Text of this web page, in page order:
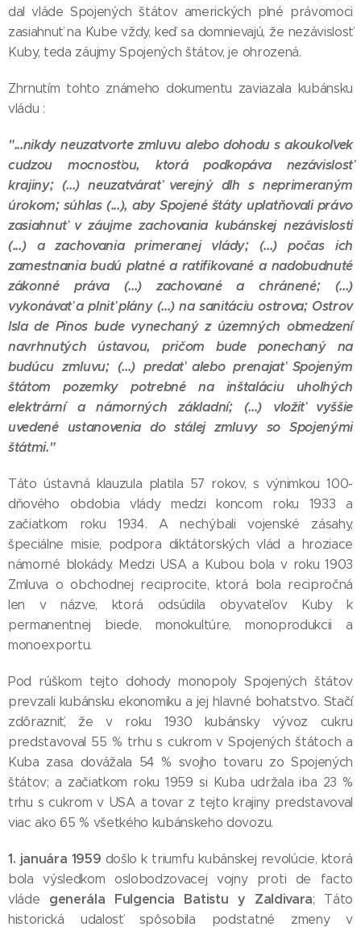
dal vláde Spojených štátov amerických plné právomoci
zasiahnuť na Kube vždy, keď sa domnievajú, že nezávislosť
Kuby, teda záujmy Spojených štátov, je ohrozená.
Zhrnutím tohto známeho dokumentu zaviazala kubánsku
vládu :
"...nikdy neuzatvorte zmluvu alebo dohodu s akoukoľvek
cudzou mocnosťou, ktorá podkopáva nezávislosť
krajiny; (...) neuzatvárať verejný dlh s neprimeraným
úrokom; súhlas (...), aby Spojené štáty uplatňovali právo
zasiahnuť v záujme zachovania kubánskej nezávislosti
(...) a zachovania primeranej vlády; (...) počas ich
zamestnania budú platné a ratifikované a nadobudnuté
zákonné práva (...) zachované a chránené; (...)
vykonávať a plniť plány (...) na sanitáciu ostrova; Ostrov
Isla de Pinos bude vynechaný z územných obmedzení
navrhnutých ústavou, pričom bude ponechaný na
budúcu zmluvu; (...) predať alebo prenajať Spojeným
štátom pozemky potrebné na inštaláciu uhoľných
elektrární a námorných základní; (...) vložiť vyššie
uvedené ustanovenia do stálej zmluvy so Spojenými
štátmi."
Táto ústavná klauzula platila 57 rokov, s výnimkou 100-
dňového obdobia vlády medzi koncom roku 1933 a
začiatkom roku 1934. A nechýbali vojenské zásahy,
špeciálne misie, podpora diktátorských vlád a hroziace
námorné blokády. Medzi USA a Kubou bola v roku 1903
Zmluva o obchodnej reciprocite, ktorá bola recipročná
len v názve, ktorá odsúdila obyvateľov Kuby k
permanentnej biede, monokultúre, monoprodukcii a
monoexportu.
Pod rúškom tejto dohody monopoly Spojených štátov
prevzali kubánsku ekonomiku a jej hlavné bohatstvo. Stačí
zdôrazniť, že v roku 1930 kubánsky vývoz cukru
predstavoval 55 % trhu s cukrom v Spojených štátoch a
Kuba zasa dovážala 54 % svojho tovaru zo Spojených
štátov; a začiatkom roku 1959 si Kuba udržala iba 23 %
trhu s cukrom v USA a tovar z tejto krajiny predstavoval
viac ako 65 % všetkého kubánskeho dovozu.
1. januára 1959 došlo k triumfu kubánskej revolúcie, ktorá
bola výsledkom oslobodzovacej vojny proti de facto
vláde generála Fulgencia Batistu y Zaldivara; Táto
historická udalosť spôsobila podstatné zmeny v